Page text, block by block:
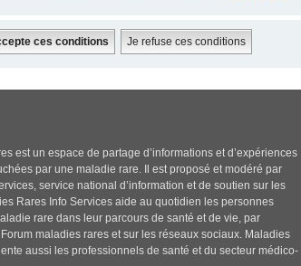
est un espace de partage d’informations et d’expériences
par une maladie rare. Il est proposé et modéré par
service national d’information et de soutien sur les
Rares Info Services aide au quotidien les personnes
rare dans leur parcours de santé et de vie, par
maladies rares et sur les réseaux sociaux. Maladies
aussi les professionnels de santé et du secteur médico-